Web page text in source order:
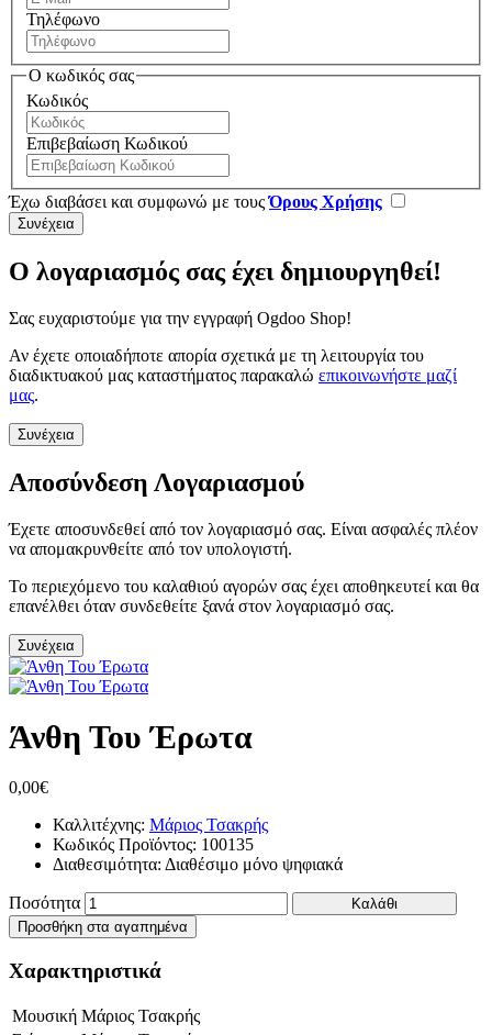
Τηλέφωνο
Ο κωδικός σας
Κωδικός
Επιβεβαίωση Κωδικού
Έχω διαβάσει και συμφωνώ με τουςΌρους Χρήσης
Ο λογαριασμός σας έχει δημιουργηθεί!
Σας ευχαριστούμε για την εγγραφή Ogdoo Shop!
Αν έχετε οποιαδήποτε απορία σχετικά με τη λειτουργία του
διαδικτυακού μας καταστήματος παρακαλώ επικοινωνήστε μαζί
μας.
Συνέχεια
Αποσύνδεση Λογαριασμού
Έχετε αποσυνδεθεί από τον λογαριασμό σας. Είναι ασφαλές πλέον
να απομακρυνθείτε από τον υπολογιστή.
Το περιεχόμενο του καλαθιού αγορών σας έχει αποθηκευτεί και θα
επανέλθει όταν συνδεθείτε ξανά στον λογαριασμό σας.
Συνέχεια
Άνθη Του Έρωτα
0,00€
Καλλιτέχνης: Μάριος Τσακρής
Κωδικός Προϊόντος: 100135
Διαθεσιμότητα: Διαθέσιμο μόνο ψηφιακά
Ποσότητα
Καλάθι
Προσθήκη στα αγαπημένα
Χαρακτηριστικά
Μουσική Μάριος Τσακρής